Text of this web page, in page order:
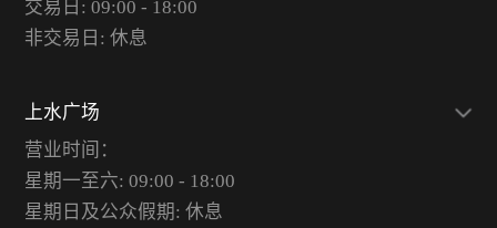
交易日: 09:00 - 18:00
非交易日: 休息
上水广场
营业时间：
星期一至六: 09:00 - 18:00
星期日及公众假期: 休息